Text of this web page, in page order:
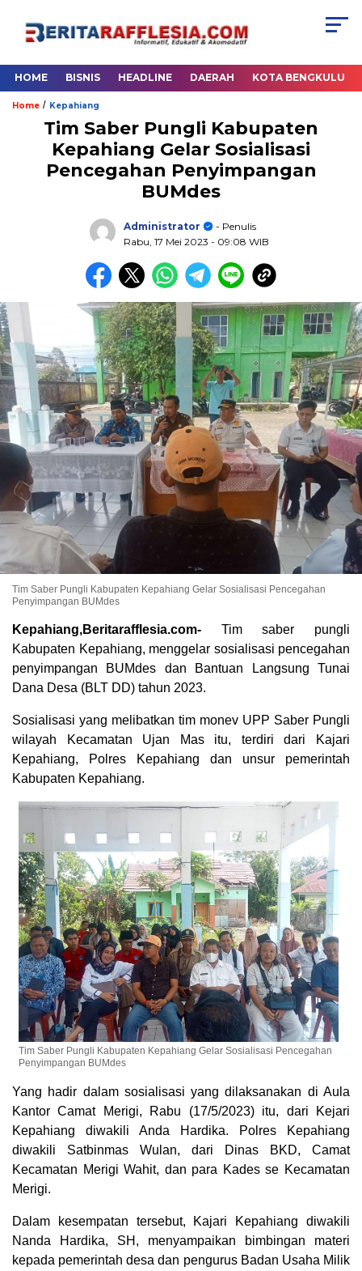
HOME BISNIS HEADLINE DAERAH KOTA BENGKULU
Home / Kepahiang
Tim Saber Pungli Kabupaten
Kepahiang Gelar Sosialisasi
Pencegahan Penyimpangan
BUMdes
Administrator
- Penulis
Rabu, 17 Mei 2023 - 09:08 WIB
Tim Saber Pungli Kabupaten Kepahiang Gelar Sosialisasi Pencegahan
Penyimpangan BUMdes
Kepahiang,Beritarafflesia.com- Tim saber pungli
Kabupaten Kepahiang, menggelar sosialisasi pencegahan
penyimpangan BUMdes dan Bantuan Langsung Tunai
Dana Desa (BLT DD) tahun 2023.
Sosialisasi yang melibatkan tim monev UPP Saber Pungli
wilayah Kecamatan Ujan Mas itu, terdiri dari Kajari
Kepahiang, Polres Kepahiang dan unsur pemerintah
Kabupaten Kepahiang.
Tim Saber Pungli Kabupaten Kepahiang Gelar Sosialisasi Pencegahan
Penyimpangan BUMdes
Yang hadir dalam sosialisasi yang dilaksanakan di Aula
Kantor Camat Merigi, Rabu (17/5/2023) itu, dari Kejari
Kepahiang diwakili Anda Hardika. Polres Kepahiang
diwakili Satbinmas Wulan, dari Dinas BKD, Camat
Kecamatan Merigi Wahit, dan para Kades se Kecamatan
Merigi.
Dalam kesempatan tersebut, Kajari Kepahiang diwakili
Nanda Hardika, SH, menyampaikan bimbingan materi
kepada pemerintah desa dan pengurus Badan Usaha Milik